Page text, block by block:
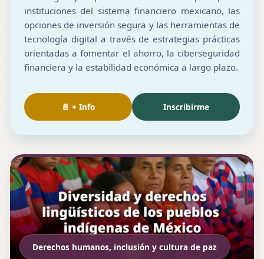
instituciones del sistema financiero mexicano, las
opciones de inversión segura y las herramientas de
tecnología digital a través de estrategias prácticas
orientadas a fomentar el ahorro, la ciberseguridad
financiera y la estabilidad económica a largo plazo.
📄 + Info Inscribirme
Derechos humanos, inclusión y cultura de paz